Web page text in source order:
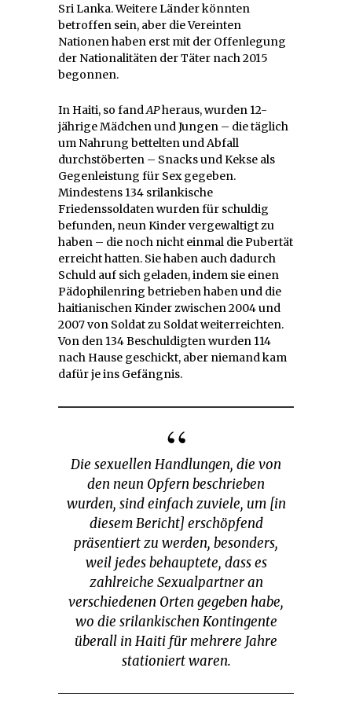
Sri Lanka. Weitere Länder könnten
betroffen sein, aber die Vereinten
Nationen haben erst mit der Offenlegung
der Nationalitäten der Täter nach 2015
begonnen.
In Haiti, so fandAPheraus, wurden 12-
jährige Mädchen und Jungen – die täglich
um Nahrung bettelten und Abfall
durchstöberten – Snacks und Kekse als
Gegenleistung für Sex gegeben.
Mindestens 134 srilankische
Friedenssoldaten wurden für schuldig
befunden, neun Kinder vergewaltigt zu
haben – die noch nicht einmal die Pubertät
erreicht hatten. Sie haben auch dadurch
Schuld auf sich geladen, indem sie einen
Pädophilenring betrieben haben und die
haitianischen Kinder zwischen 2004 und
2007 von Soldat zu Soldat weiterreichten.
Von den 134 Beschuldigten wurden 114
nach Hause geschickt, aber niemand kam
dafür je ins Gefängnis.
Die sexuellen Handlungen, die von
den neun Opfern beschrieben
wurden, sind einfach zuviele, um [in
diesem Bericht] erschöpfend
präsentiert zu werden, besonders,
weil jedes behauptete, dass es
zahlreiche Sexualpartner an
verschiedenen Orten gegeben habe,
wo die srilankischen Kontingente
überall in Haiti für mehrere Jahre
stationiert waren.